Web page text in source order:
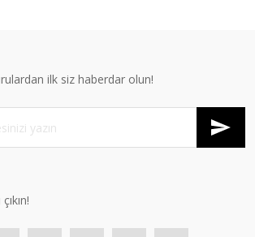
ilk siz haberdar olun!